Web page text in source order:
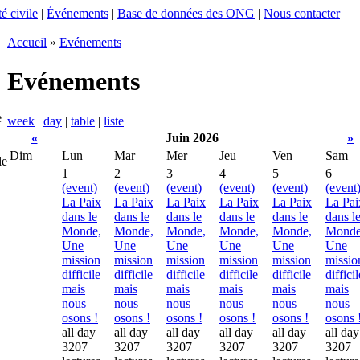
civile | Événements | Base de données des ONG | Nous contacter
Accueil » Evénements
Evénements
week | day | table | liste
«
Juin 2026
»
Dim
Lun Mar Mer Jeu Ven
Sam
1
(event)
La Paix
dans le
Monde,
Une
mission
difficile
mais
nous
osons !
all day
3207
2
(event)
La Paix
dans le
Monde,
Une
mission
difficile
mais
nous
osons !
all day
3207
3
(event)
La Paix
dans le
Monde,
Une
mission
difficile
mais
nous
osons !
all day
3207
4
(event)
La Paix
dans le
Monde,
Une
mission
difficile
mais
nous
osons !
all day
3207
5
(event)
La Paix
dans le
Monde,
Une
mission
difficile
mais
nous
osons !
all day
3207
6
(event)
La
dans le
Une
mais
nous
osons !
all day
3207